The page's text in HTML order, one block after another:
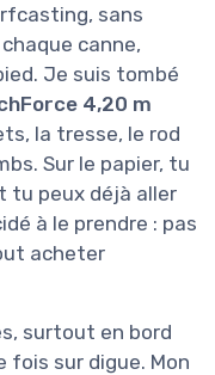
sans
canne,
Je suis tombé
4,20 m
la tresse, le rod
Sur le papier, tu
tu peux déjà aller
à le prendre : pas
acheter
surtout en bord
fois sur digue. Mon